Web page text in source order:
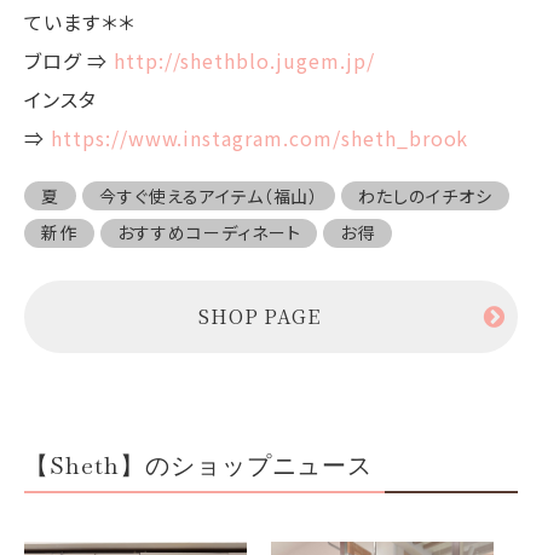
ています＊＊
ブログ ⇒ http://shethblo.jugem.jp/
インスタ
⇒ https://www.instagram.com/sheth_brook
夏 今すぐ使えるアイテム（福山）
わたしのイチオシ
新作
おすすめコーディネート お得
SHOP PAGE
【Sheth】のショップニュース